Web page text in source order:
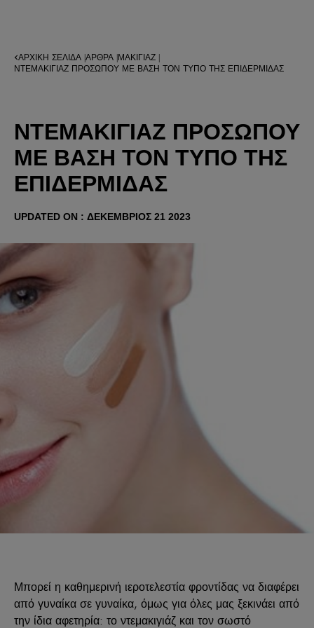
ΑΡΧΙΚΉ ΣΕΛΊΔΑ ΆΡΘΡΑ ΜΑΚΙΓΙΆΖ
ΝΤΕΜΑΚΙΓΙΆΖ ΠΡΟΣΏΠΟΥ ΜΕ ΒΆΣΗ ΤΟΝ ΤΎΠΟ ΤΗΣ ΕΠΙΔΕΡΜΊΔΑΣ
ΝΤΕΜΑΚΙΓΙΆΖ ΠΡΟΣΏΠΟΥ
ΜΕ ΒΆΣΗ ΤΟΝ ΤΎΠΟ ΤΗΣ
ΕΠΙΔΕΡΜΊΔΑΣ
UPDATED ON : ΔΕΚΈΜΒΡΙΟΣ 21 2023
Μπορεί η καθημερινή ιεροτελεστία φροντίδας να διαφέρει
από γυναίκα σε γυναίκα, όμως για όλες μας ξεκινάει από
την ίδια αφετηρία: το ντεμακιγιάζ και τον σωστό